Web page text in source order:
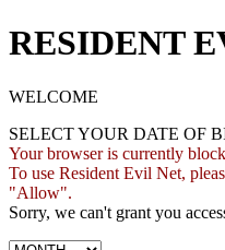
RESIDENT
WELCOME
SELECT YOUR DATE OF
Your browser is currently
To use Resident Evil Net,
"Allow".
Sorry, we can't grant you